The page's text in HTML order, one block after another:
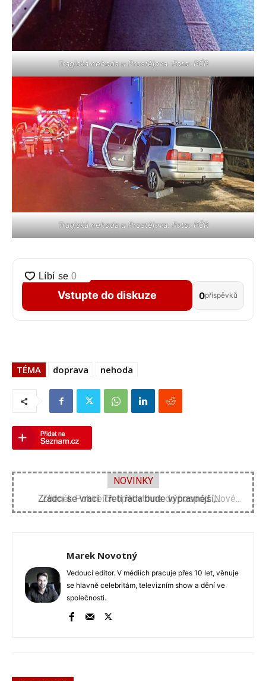
Tragická nehoda u Prostějova. Foto: PČR
Tragická nehoda u Prostějova. Foto: PČR
Vstupte do diskuze 0příspěvků
TÉMA doprava nehoda
NOVINKY
Zdeněk Pohlreich opět vtrhne do hospod. Nové...
Marek Novotný
Vedoucí editor. V médiích pracuje přes 10 let, věnuje
se hlavně celebritám, televizním show a dění ve
společnosti.